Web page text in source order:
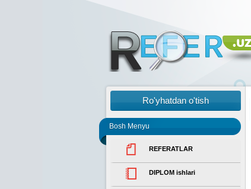
Ro'yhatdan o'tish
Bosh Menyu
REFERATLAR
DIPLOM ishlari